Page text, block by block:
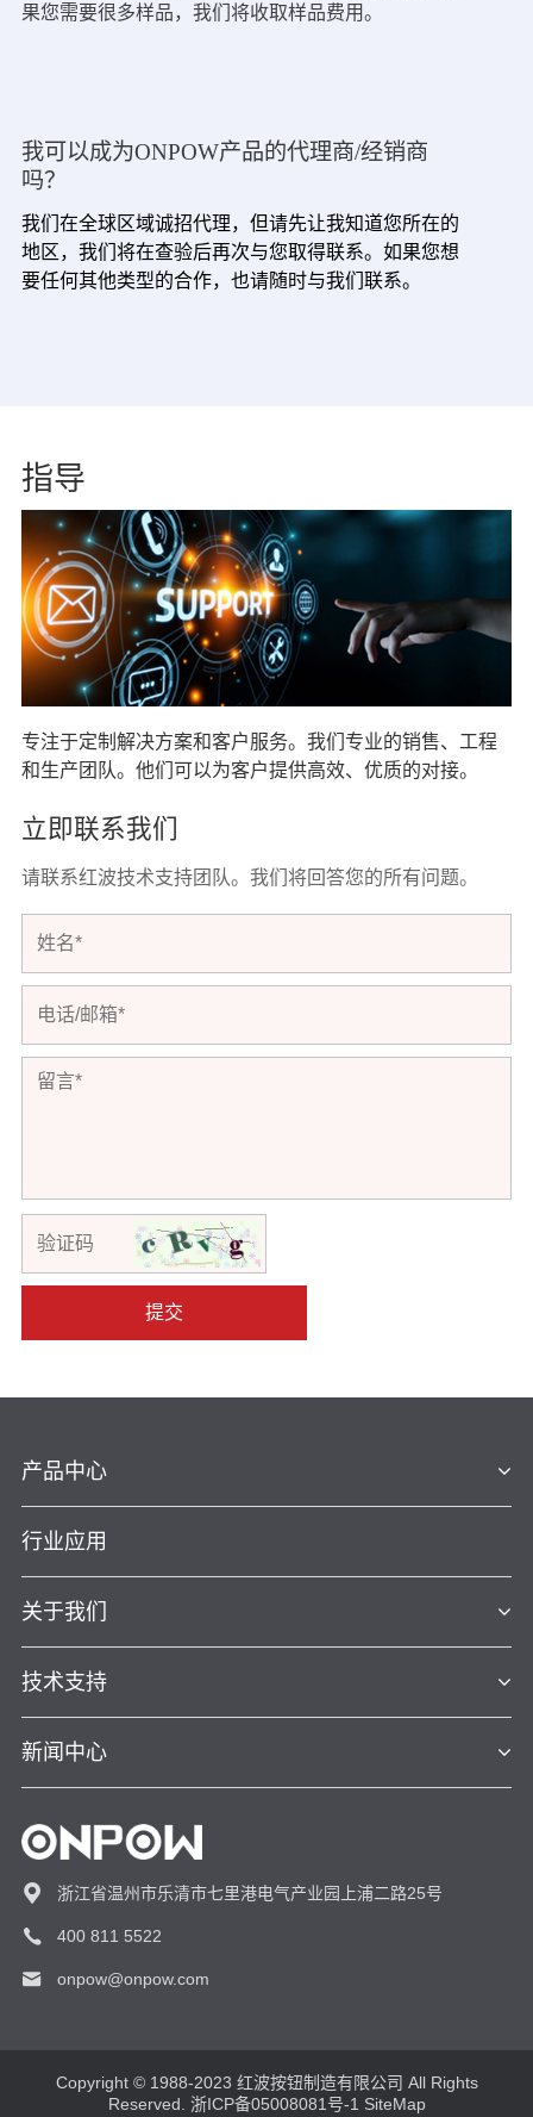
果您需要很多样品，我们将收取样品费用。
我可以成为ONPOW产品的代理商/经销商
吗？
我们在全球区域诚招代理，但请先让我知道您所在的
地区，我们将在查验后再次与您取得联系。如果您想
要任何其他类型的合作，也请随时与我们联系。
指导
专注于定制解决方案和客户服务。我们专业的销售、工程
和生产团队。他们可以为客户提供高效、优质的对接。
立即联系我们
请联系红波技术支持团队。我们将回答您的所有问题。
提交
浙江省温州市乐清市七里港电气产业园上浦二路25号
400 811 5522
onpow@onpow.com
产品中心
行业应用
关于我们
技术支持
新闻中心
Copyright © 1988-2023 红波按钮制造有限公司 All Rights
Reserved. 浙ICP备05008081号-1 SiteMap